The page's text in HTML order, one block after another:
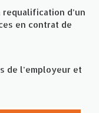
requalification d’un
en contrat de
de l’employeur et